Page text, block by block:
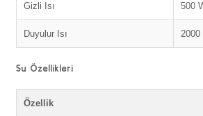
Gizli Isı 500
Duyulur Isı 2000
Su Özellikleri
Özellik